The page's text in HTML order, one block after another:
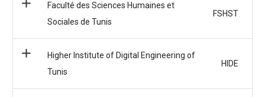
Faculté des Sciences Humaines et
Sociales de Tunis
FSHST
Higher Institute of Digital Engineering of
Tunis
HIDE